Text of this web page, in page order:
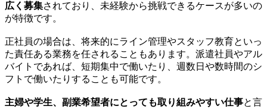
広く募集されており、未経験から挑戦できるケースが多いの
が特徴です。
正社員の場合は、将来的にライン管理やスタッフ教育といっ
た責任ある業務を任されることもあります。派遣社員やアル
バイトであれば、短期集中で働いたり、週数日や数時間のシ
フトで働いたりすることも可能です。
主婦や学生、副業希望者にとっても取り組みやすい仕事と言